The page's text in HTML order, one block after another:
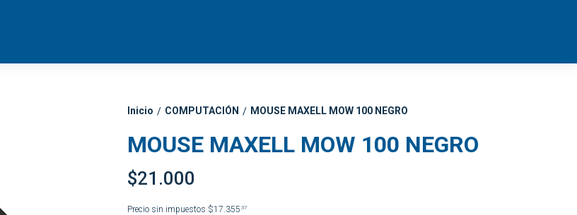
Inicio / COMPUTACIÓN / MOUSE MAXELL MOW 100 NEGRO
MOUSE MAXELL MOW 100 NEGRO
$21.000
Precio sin impuestos $17.355 37